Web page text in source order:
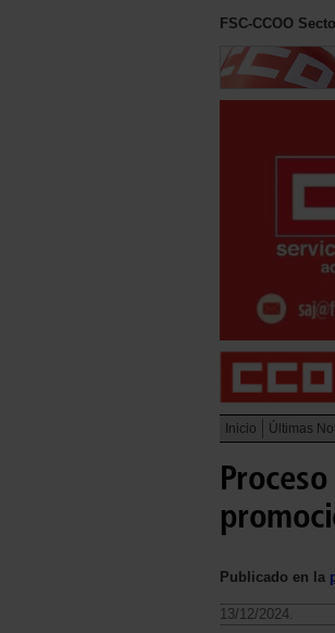
FSC-CCOO
Inicio Últimas
Publicado en la
13/12/2024.